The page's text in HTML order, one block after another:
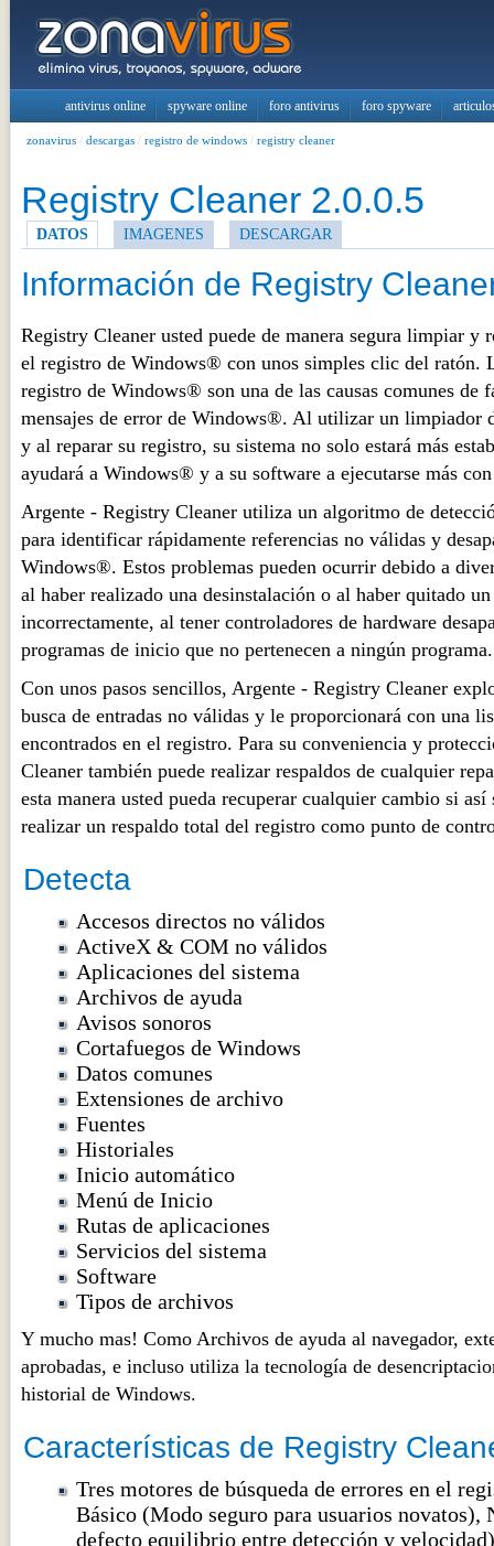
antivirus online spyware online foro antivirus foro spyware
zonavirus / descargas / registro de windows / registry cleaner
Registry Cleaner 2.0.0.5
DATOS IMAGENES DESCARGAR
Información de Registry
Registry Cleaner usted puede de manera segura limpiar y
el registro de Windows® con unos simples clic del ratón.
registro de Windows® son una de las causas comunes de
mensajes de error de Windows®. Al utilizar un limpiador
y al reparar su registro, su sistema no solo estará más
ayudará a Windows® y a su software a ejecutarse más
Argente - Registry Cleaner utiliza un algoritmo de
para identificar rápidamente referencias no válidas y
Windows®. Estos problemas pueden ocurrir debido a
al haber realizado una desinstalación o al haber quitado
incorrectamente, al tener controladores de hardware
programas de inicio que no pertenecen a ningún programa.
Con unos pasos sencillos, Argente - Registry Cleaner
busca de entradas no válidas y le proporcionará con una
encontrados en el registro. Para su conveniencia y
Cleaner también puede realizar respaldos de cualquier
esta manera usted pueda recuperar cualquier cambio si
realizar un respaldo total del registro como punto de
Detecta
Accesos directos no válidos
ActiveX & COM no válidos
Aplicaciones del sistema
Archivos de ayuda
Avisos sonoros
Cortafuegos de Windows
Datos comunes
Extensiones de archivo
Fuentes
Historiales
Inicio automático
Menú de Inicio
Rutas de aplicaciones
Servicios del sistema
Software
Tipos de archivos
Y mucho mas! Como Archivos de ayuda al navegador,
aprobadas, e incluso utiliza la tecnología de
historial de Windows.
Características de Registry
Tres motores de búsqueda de errores en el
Básico (Modo seguro para usuarios
defecto equilibrio entre detección y